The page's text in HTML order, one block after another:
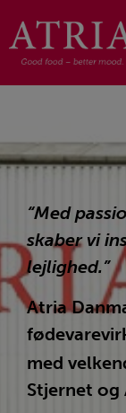
“Med
skaber vi
lejlighed.”
Atria
med
Stjernet og